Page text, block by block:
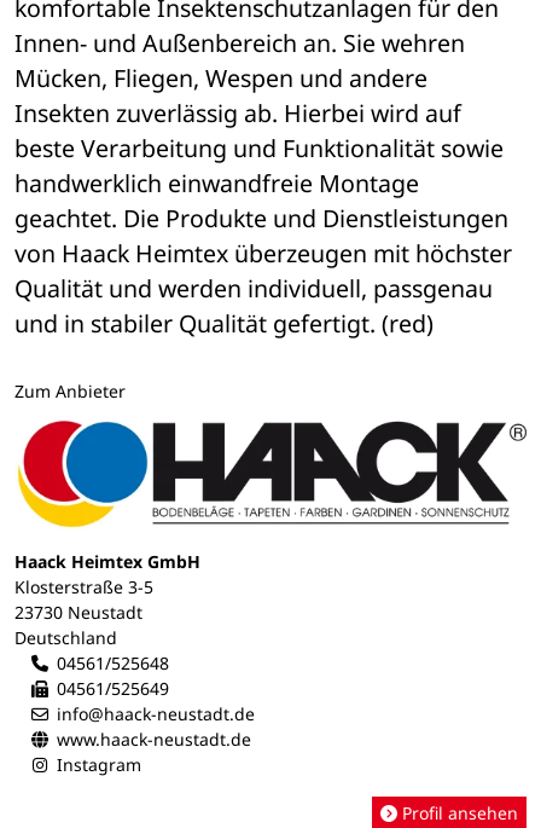
komfortable Insektenschutzanlagen für den
Innen- und Außenbereich an. Sie wehren
Mücken, Fliegen, Wespen und andere
Insekten zuverlässig ab. Hierbei wird auf
beste Verarbeitung und Funktionalität sowie
handwerklich einwandfreie Montage
geachtet. Die Produkte und Dienstleistungen
von Haack Heimtex überzeugen mit höchster
Qualität und werden individuell, passgenau
und in stabiler Qualität gefertigt. (red)
Zum Anbieter
Haack Heimtex GmbH
Klosterstraße 3-5
23730 Neustadt
Deutschland
04561/525648
04561/525649
info@haack-neustadt.de
www.haack-neustadt.de
Instagram
Profil ansehen